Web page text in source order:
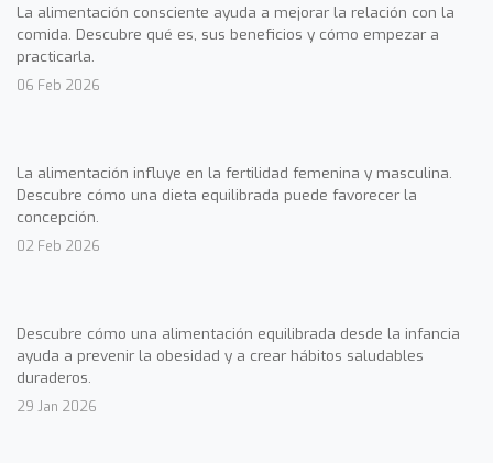
La alimentación consciente ayuda a mejorar la relación con la
comida. Descubre qué es, sus beneficios y cómo empezar a
practicarla.
06 Feb 2026
La alimentación influye en la fertilidad femenina y masculina.
Descubre cómo una dieta equilibrada puede favorecer la
concepción.
02 Feb 2026
Descubre cómo una alimentación equilibrada desde la infancia
ayuda a prevenir la obesidad y a crear hábitos saludables
duraderos.
29 Jan 2026